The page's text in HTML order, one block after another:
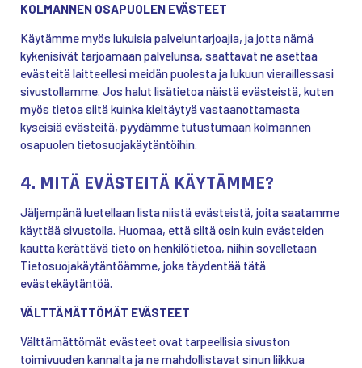
KOLMANNEN OSAPUOLEN EVÄSTEET
Käytämme myös lukuisia palveluntarjoajia, ja jotta nämä
kykenisivät tarjoamaan palvelunsa, saattavat ne asettaa
evästeitä laitteellesi meidän puolesta ja lukuun vieraillessasi
sivustollamme. Jos halut lisätietoa näistä evästeistä, kuten
myös tietoa siitä kuinka kieltäytyä vastaanottamasta
kyseisiä evästeitä, pyydämme tutustumaan kolmannen
osapuolen tietosuojakäytäntöihin.
4. MITÄ EVÄSTEITÄ KÄYTÄMME?
Jäljempänä luetellaan lista niistä evästeistä, joita saatamme
käyttää sivustolla. Huomaa, että siltä osin kuin evästeiden
kautta kerättävä tieto on henkilötietoa, niihin sovelletaan
Tietosuojakäytäntöämme, joka täydentää tätä
evästekäytäntöä.
VÄLTTÄMÄTTÖMÄT EVÄSTEET
Välttämättömät evästeet ovat tarpeellisia sivuston
toimivuuden kannalta ja ne mahdollistavat sinun liikkua